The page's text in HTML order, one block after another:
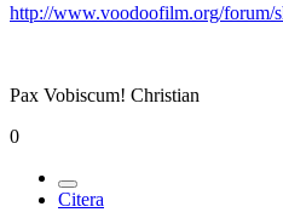
http://www.voodoofilm.org/forum/
Pax Vobiscum! Christian
0
Citera